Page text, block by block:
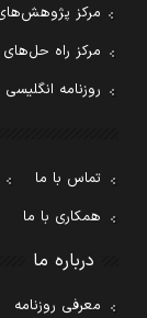
مرکز
مرکز راه حل‌های
روزنامه انگلیسی Financial Tribune
تماس با ما
همکاری با ما
درباره ما
معرفی روزنامه